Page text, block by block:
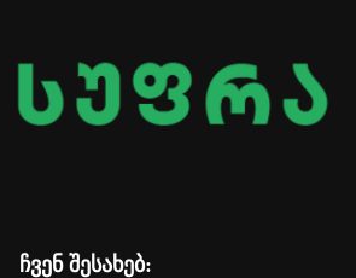
ჩვენ შესახებ: